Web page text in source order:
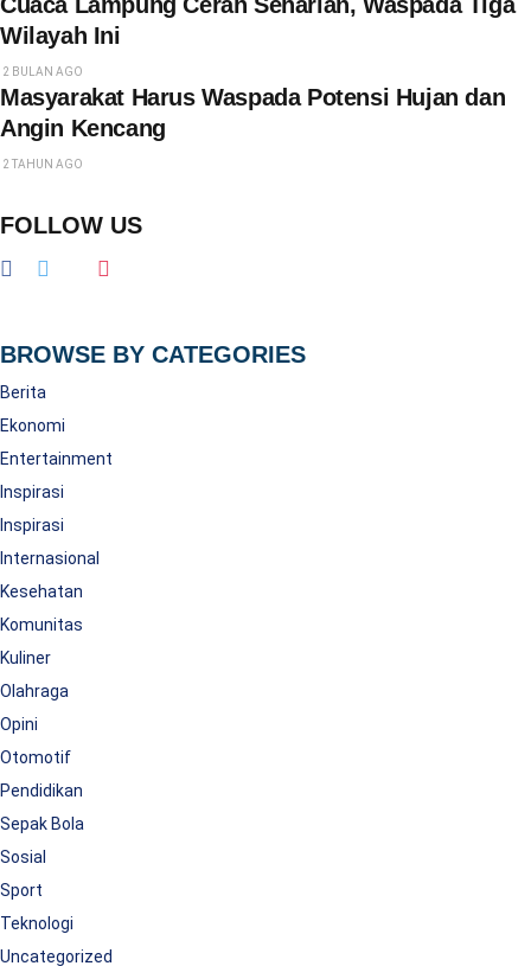
Cuaca Lampung Cerah Seharian, Waspada Tiga
Wilayah Ini
2 BULAN AGO
Masyarakat Harus Waspada Potensi Hujan dan
Angin Kencang
2 TAHUN AGO
FOLLOW US
BROWSE BY CATEGORIES
Berita
Ekonomi
Entertainment
Inspirasi
Inspirasi
Internasional
Kesehatan
Komunitas
Kuliner
Olahraga
Opini
Otomotif
Pendidikan
Sepak Bola
Sosial
Sport
Teknologi
Uncategorized